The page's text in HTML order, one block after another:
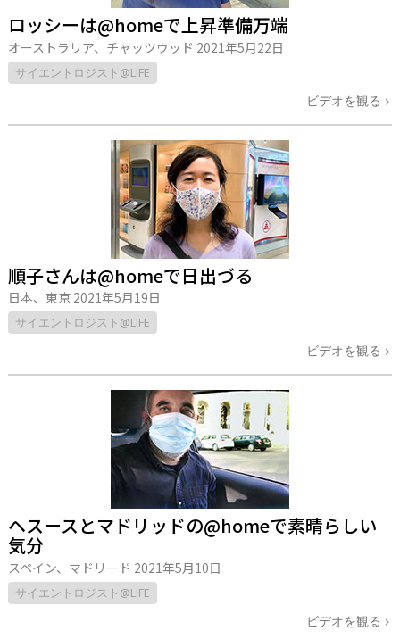
ロッシーは@homeで上昇準備万端
オーストラリア、チャッツウッド 2021年5月22日
サイエントロジスト@LIFE
ビデオを観る
順子さんは@homeで日出づる
日本、東京 2021年5月19日
サイエントロジスト@LIFE
ビデオを観る
ヘスースとマドリッドの@homeで素晴らしい
気分
スペイン、マドリード 2021年5月10日
サイエントロジスト@LIFE
ビデオを観る